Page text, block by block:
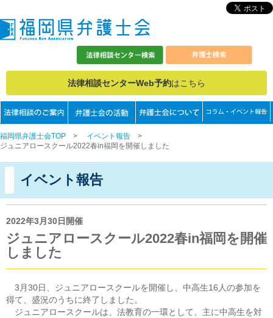
法律相談センターWeb予約はこちら
福岡県弁護士会TOP > イベント報告 >
ジュニアロースクール2022春in福岡を開催しました
イベント報告
2022年3月30日開催
ジュニアロースクール2022春in福岡を開催
しました
3月30日、ジュニアロースクールを開催し、中高生16人の参加を
得て、盛況のうちに終了しました。
ジュニアロースクールは、法教育の一環として、主に中高生を対